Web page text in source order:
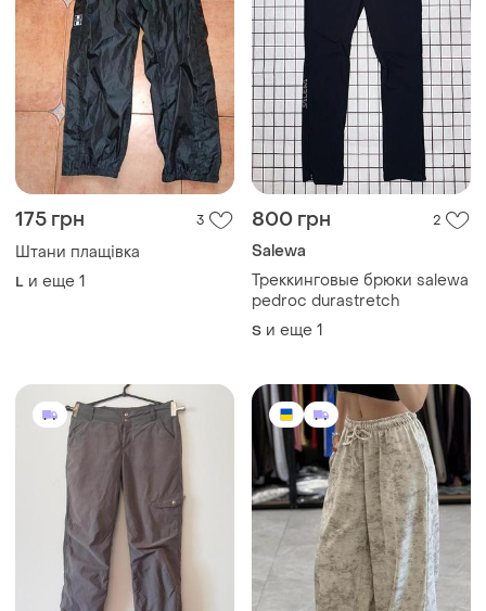
175 грн 3
Штани плащівка
L и еще 1
800 грн 2
Salewa
Треккинговые брюки salewa
pedroc durastretch
S и еще 1